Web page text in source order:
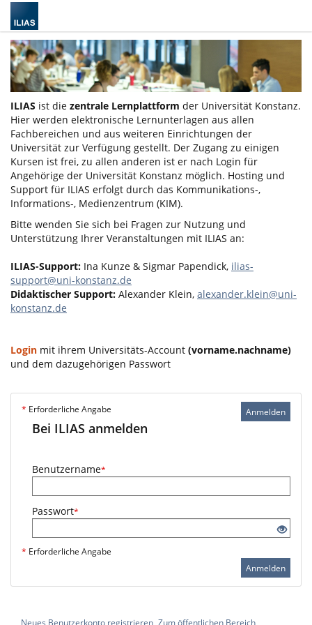
ILIAS ist die zentrale Lernplattform der Universität Konstanz.
Hier werden elektronische Lernunterlagen aus allen
Fachbereichen und aus weiteren Einrichtungen der
Universität zur Verfügung gestellt. Der Zugang zu einigen
Kursen ist frei, zu allen anderen ist er nach Login für
Angehörige der Universität Konstanz möglich. Hosting und
Support für ILIAS erfolgt durch das Kommunikations-,
Informations-, Medienzentrum (KIM).
Bitte wenden Sie sich bei Fragen zur Nutzung und
Unterstützung Ihrer Veranstaltungen mit ILIAS an:
ILIAS-Support: Ina Kunze & Sigmar Papendick, ilias-
support@uni-konstanz.de
Didaktischer Support: Alexander Klein, alexander.klein@uni-
konstanz.de
Login mit ihrem Universitäts-Account (vorname.nachname)
und dem dazugehörigen Passwort
Anmelden
* Erforderliche Angabe
Bei ILIAS anmelden
Benutzername*
Passwort*
* Erforderliche Angabe
Anmelden